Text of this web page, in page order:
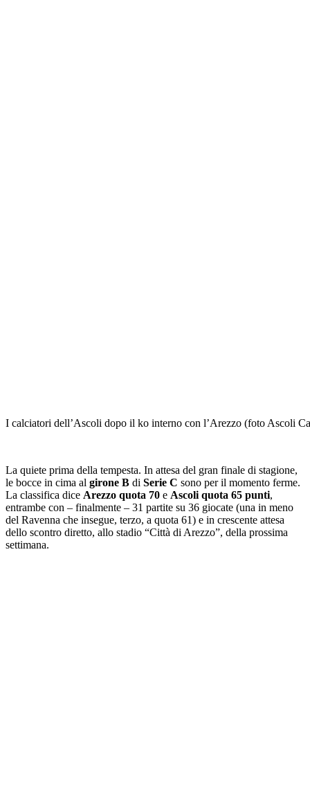
I calciatori dell’Ascoli dopo il ko interno con l’Arezzo (foto Ascoli
La quiete prima della tempesta. In attesa del gran finale di stagione,
le bocce in cima al girone B di Serie C sono per il momento ferme.
La classifica dice Arezzo quota 70 e Ascoli quota 65 punti,
entrambe con – finalmente – 31 partite su 36 giocate (una in meno
del Ravenna che insegue, terzo, a quota 61) e in crescente attesa
dello scontro diretto, allo stadio “Città di Arezzo”, della prossima
settimana.